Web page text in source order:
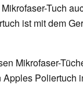
Tuch
ist mit dem
Mikrofaser-
Poliertuch